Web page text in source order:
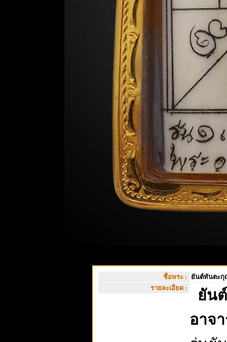
ชื่อพระ :
ยันต์ทันตะกุ
รายละเอียด :
ยัน
อาจ